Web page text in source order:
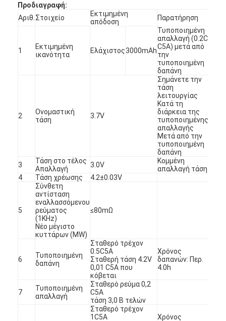
Προδιαγραφή:
Αριθ. Στοιχείο
Εκτιμημένη
απόδοση
Παρατήρηση
1
Εκτιμημένη
ικανότητα
Ελάχιστος3000mAh
Τυποποιημένη
απαλλαγή (0.2C
C5A) μετά από
την
τυποποιημένη
δαπάνη
2
Ονομαστική
τάση
3.7V
Σημάνετε την
τάση
λειτουργίας
Κατά τη
διάρκεια της
τυποποιημένης
απαλλαγής
Μετά από την
τυποποιημένη
δαπάνη
3
Τάση στο τέλος
Απαλλαγή
3.0V
Κομμένη
απαλλαγή τάση
4
Τάση χρέωσης 4.2±0.03V
5
Σύνθετη
αντίσταση
εναλλασσόμενου
ρεύματος
(1KHz)
Νέο μέγιστο
κυττάρων (MW)
≤80mΩ
6
Τυποποιημένη
δαπάνη
Σταθερό τρέχον
0.5C5A
Σταθερή τάση 4.2V
0,01 C5A που
κόβεται
Χρόνος
δαπανών: Περ.
4.0h
7
Τυποποιημένη
απαλλαγή
Σταθερό ρεύμα 0,2
C5A
τάση 3,0 Β τελών
Σταθερό τρέχον
1C5A
Χρόνος